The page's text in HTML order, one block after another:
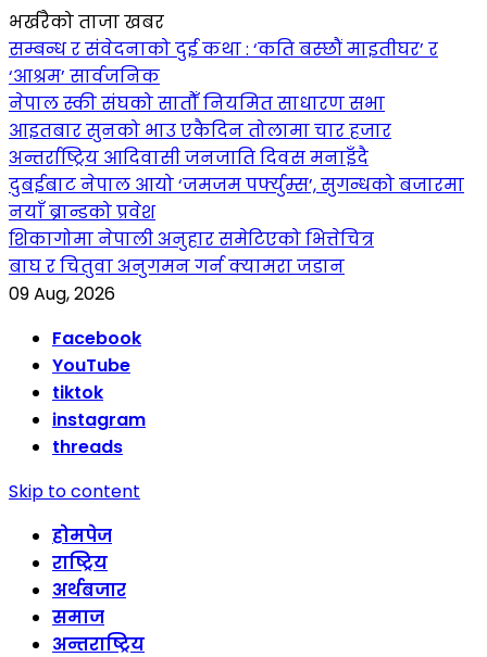
भर्खरैको ताजा खबर
सम्बन्ध र संवेदनाको दुई कथा : ‘कति बस्छौं माइतीघर’ र
‘आश्रम’ सार्वजनिक
नेपाल स्की संघको सातौँ नियमित साधारण सभा
आइतबार सुनको भाउ एकैदिन तोलामा चार हजार
अन्तर्राष्ट्रिय आदिवासी जनजाति दिवस मनाइँदै
दुबईबाट नेपाल आयो ‘जमजम पर्फ्युम्स’, सुगन्धको बजारमा
नयाँ ब्रान्डको प्रवेश
शिकागोमा नेपाली अनुहार समेटिएको भित्तेचित्र
बाघ र चितुवा अनुगमन गर्न क्यामरा जडान
09 Aug, 2026
Facebook
YouTube
tiktok
instagram
threads
Skip to content
होमपेज
राष्ट्रिय
अर्थबजार
समाज
अन्तराष्ट्रिय